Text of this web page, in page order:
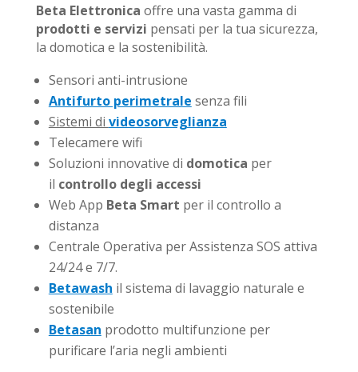
Beta Elettronica offre una vasta gamma di
prodotti e servizi pensati per la tua sicurezza,
la domotica e la sostenibilità.
Sensori anti-intrusione
Antifurto perimetrale senza fili
Sistemi di videosorveglianza
Telecamere wifi
Soluzioni innovative di domotica per
il controllo degli accessi
Web App Beta Smart per il controllo a
distanza
Centrale Operativa per Assistenza SOS attiva
24/24 e 7/7.
Betawash il sistema di lavaggio naturale e
sostenibile
Betasan prodotto multifunzione per
purificare l’aria negli ambienti